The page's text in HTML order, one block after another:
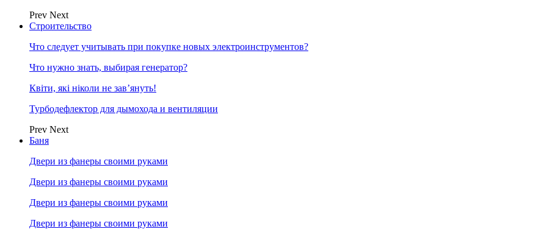
Prev Next
Строительство
Что следует учитывать при покупке новых электроинструментов?
Что нужно знать, выбирая генератор?
Квіти, які ніколи не зав’януть!
Турбодефлектор для дымохода и вентиляции
Prev Next
Баня
Двери из фанеры своими руками
Двери из фанеры своими руками
Двери из фанеры своими руками
Двери из фанеры своими руками